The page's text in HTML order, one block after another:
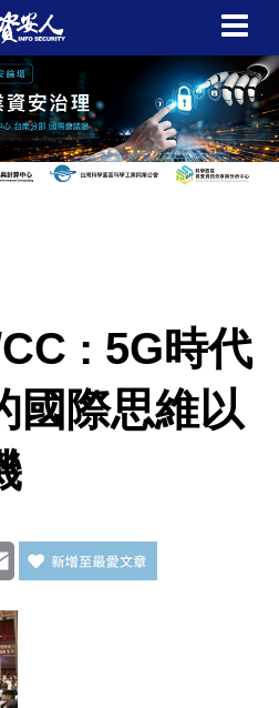
: 5G時代
國際思維以
Email